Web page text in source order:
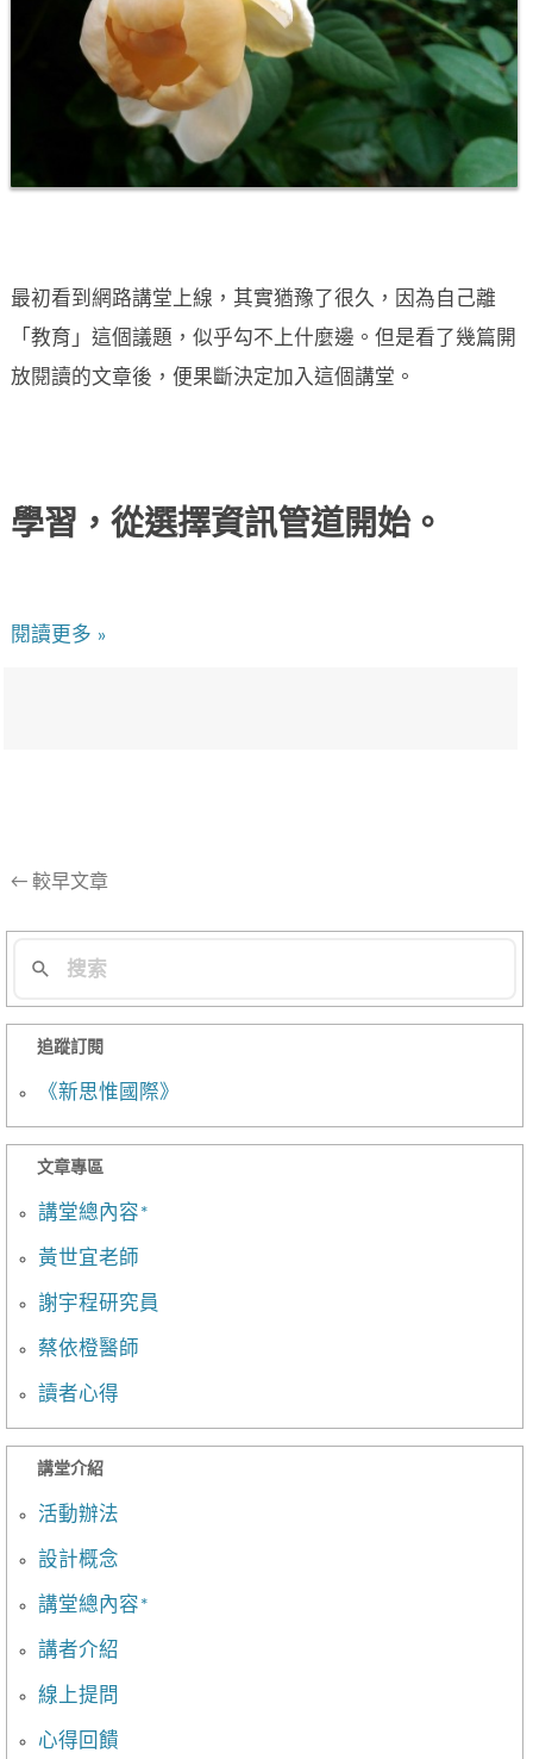
最初看到網路講堂上線，其實猶豫了很久，因為自己離
「教育」這個議題，似乎勾不上什麼邊。但是看了幾篇開
放閱讀的文章後，便果斷決定加入這個講堂。
學習，從選擇資訊管道開始。
閱讀更多 »
文
航
← 較早文章
追蹤訂閱
《新思惟國際》
文章專區
講堂總內容*
黃世宜老師
謝宇程研究員
蔡依橙醫師
讀者心得
講堂介紹
活動辦法
設計概念
講堂總內容*
講者介紹
線上提問
心得回饋